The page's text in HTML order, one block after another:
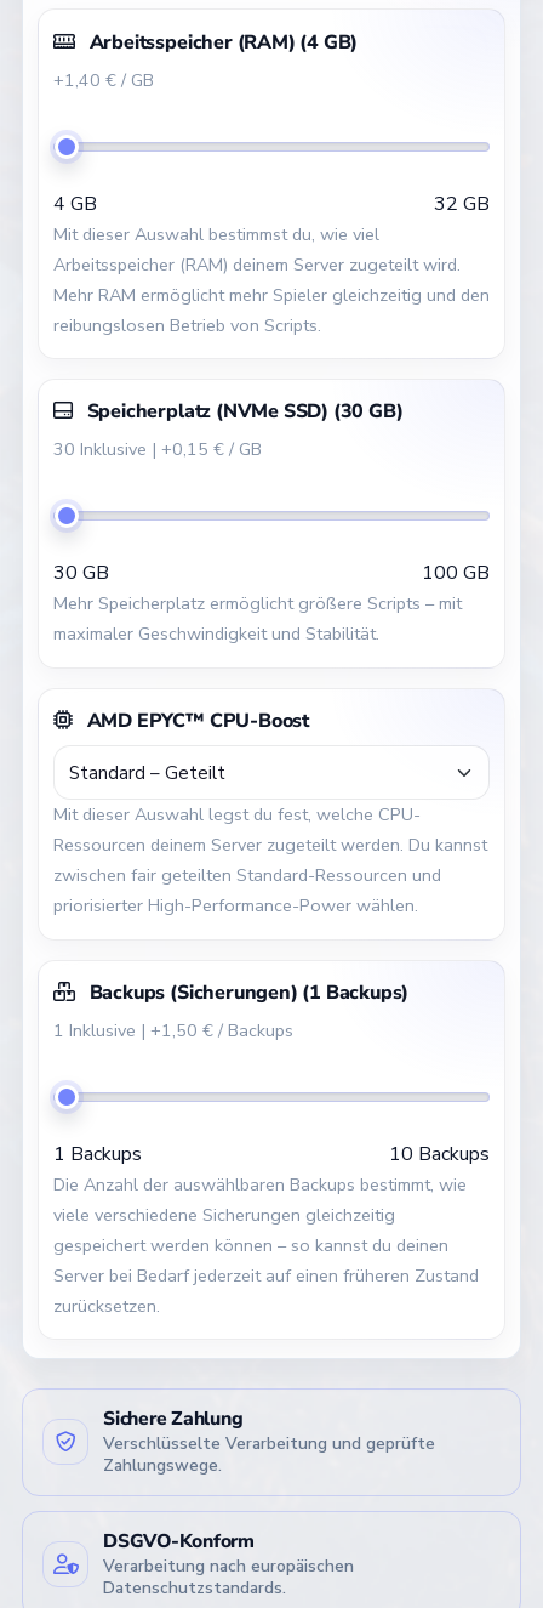
Hey👋
Wir helfen dir gerne weiter – bei Fragen
oder Problemen.
Verfügbar für8 Std. 58 Min. bis 23 Uhr
Aktionen & Rabatte
Entdecke Deals & Gutscheine
Ticket-Portal
~15 Min.
~30 Min.
Arbeitsspeicher (RAM) (4GB)
+1,40 € / GB
4 GB 32 GB
Mit dieser Auswahl bestimmst du, wie viel
Arbeitsspeicher (RAM) deinem Server zugeteilt wird.
Mehr RAM ermöglicht mehr Spieler gleichzeitig und den
reibungslosen Betrieb von Scripts.
Speicherplatz (NVMe SSD) (30 GB)
30 Inklusive | +0,15 € / GB
30 GB 100 GB
Mehr Speicherplatz ermöglicht größere Scripts – mit
maximaler Geschwindigkeit und Stabilität.
AMD EPYC™ CPU-Boost
Mit dieser Auswahl legst du fest, welche CPU-
Ressourcen deinem Server zugeteilt werden. Du kannst
zwischen fair geteilten Standard-Ressourcen und
priorisierter High-Performance-Power wählen.
Backups (Sicherungen) (1 Backups)
1 Inklusive | +1,50 € / Backups
1 Backups 10 Backups
Die Anzahl der auswählbaren Backups bestimmt, wie
viele verschiedene Sicherungen gleichzeitig
gespeichert werden können – so kannst du deinen
Server bei Bedarf jederzeit auf einen früheren Zustand
zurücksetzen.
Sichere Zahlung
Verschlüsselte Verarbeitung und geprüfte
Zahlungswege.
DSGVO-Konform
Verarbeitung nach europäischen
Datenschutzstandards.